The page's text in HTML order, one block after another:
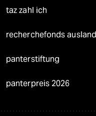
taz zahl ich
recherchefonds ausland
panterstiftung
panterpreis 2026